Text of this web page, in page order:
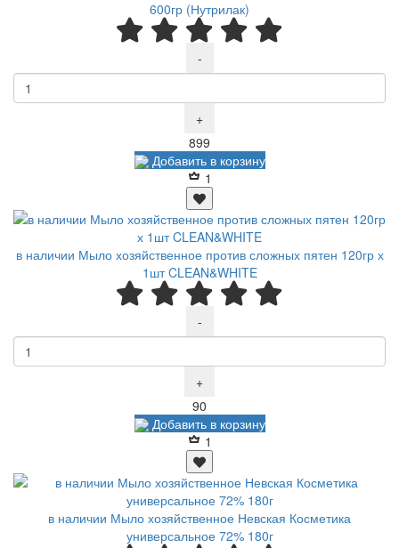
600гр (Нутрилак)
-
+
899
Добавить в корзину
1
в наличии Мыло хозяйственное против сложных пятен 120гр х
1шт CLEAN&WHITE
-
+
90
Добавить в корзину
1
в наличии Мыло хозяйственное Невская Косметика
универсальное 72% 180г